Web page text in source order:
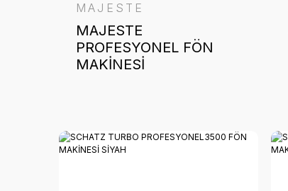
MAJESTE
MAJESTE
PROFESYONEL FÖN
MAKİNESİ